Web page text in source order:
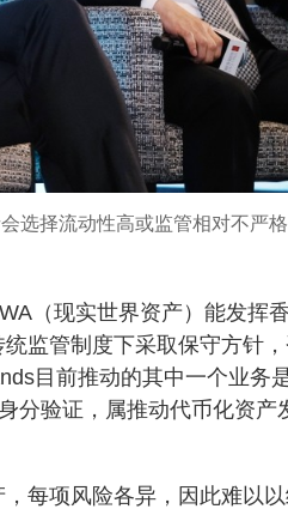
选择流动性高或监管相对不严
（现实世界资产）能发挥
监管制度下采取保守方针
目前推动的其中一个业务
分验证，属推动代币化资产
每项风险各异，因此难以